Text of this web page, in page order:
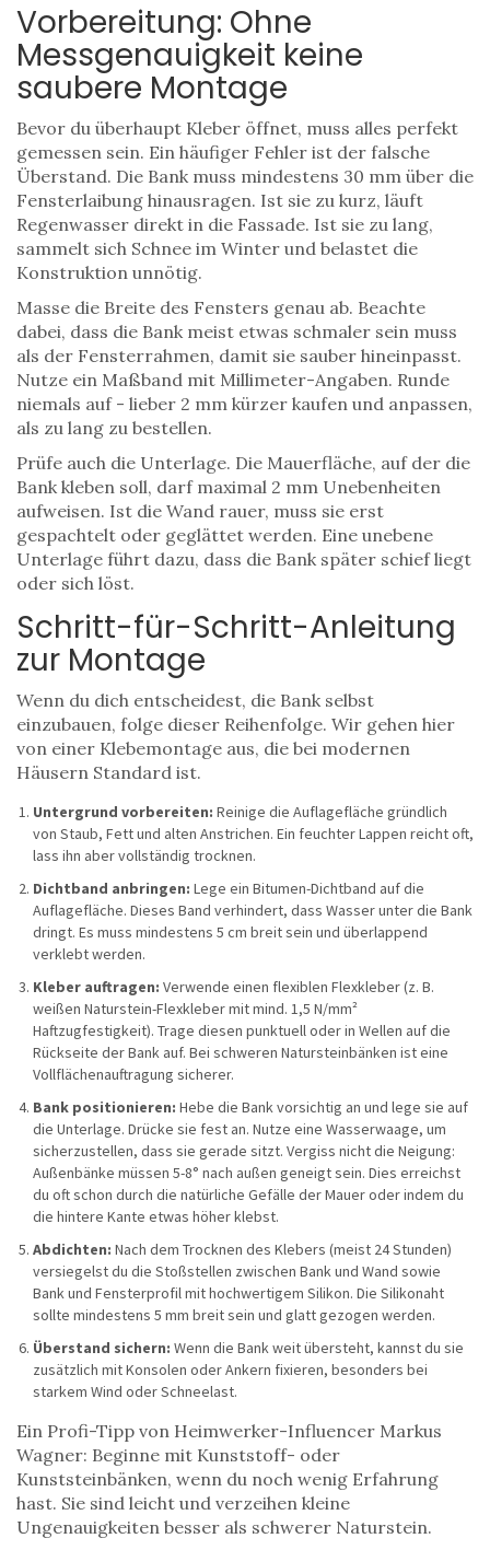
Vorbereitung: Ohne
Messgenauigkeit keine
saubere Montage
Bevor du überhaupt Kleber öffnet, muss alles perfekt
gemessen sein. Ein häufiger Fehler ist der falsche
Überstand. Die Bank muss mindestens 30 mm über die
Fensterlaibung hinausragen. Ist sie zu kurz, läuft
Regenwasser direkt in die Fassade. Ist sie zu lang,
sammelt sich Schnee im Winter und belastet die
Konstruktion unnötig.
Masse die Breite des Fensters genau ab. Beachte
dabei, dass die Bank meist etwas schmaler sein muss
als der Fensterrahmen, damit sie sauber hineinpasst.
Nutze ein Maßband mit Millimeter-Angaben. Runde
niemals auf - lieber 2 mm kürzer kaufen und anpassen,
als zu lang zu bestellen.
Prüfe auch die Unterlage. Die Mauerfläche, auf der die
Bank kleben soll, darf maximal 2 mm Unebenheiten
aufweisen. Ist die Wand rauer, muss sie erst
gespachtelt oder geglättet werden. Eine unebene
Unterlage führt dazu, dass die Bank später schief liegt
oder sich löst.
Schritt-für-Schritt-Anleitung
zur Montage
Wenn du dich entscheidest, die Bank selbst
einzubauen, folge dieser Reihenfolge. Wir gehen hier
von einer Klebemontage aus, die bei modernen
Häusern Standard ist.
Untergrund vorbereiten: Reinige die Auflagefläche gründlich
von Staub, Fett und alten Anstrichen. Ein feuchter Lappen reicht oft,
lass ihn aber vollständig trocknen.
Dichtband anbringen: Lege ein Bitumen-Dichtband auf die
Auflagefläche. Dieses Band verhindert, dass Wasser unter die Bank
dringt. Es muss mindestens 5 cm breit sein und überlappend
verklebt werden.
Kleber auftragen: Verwende einen flexiblen Flexkleber (z. B.
weißen Naturstein-Flexkleber mit mind. 1,5 N/mm²
Haftzugfestigkeit). Trage diesen punktuell oder in Wellen auf die
Rückseite der Bank auf. Bei schweren Natursteinbänken ist eine
Vollflächenauftragung sicherer.
Bank positionieren: Hebe die Bank vorsichtig an und lege sie auf
die Unterlage. Drücke sie fest an. Nutze eine Wasserwaage, um
sicherzustellen, dass sie gerade sitzt. Vergiss nicht die Neigung:
Außenbänke müssen 5-8° nach außen geneigt sein. Dies erreichst
du oft schon durch die natürliche Gefälle der Mauer oder indem du
die hintere Kante etwas höher klebst.
Abdichten: Nach dem Trocknen des Klebers (meist 24 Stunden)
versiegelst du die Stoßstellen zwischen Bank und Wand sowie
Bank und Fensterprofil mit hochwertigem Silikon. Die Silikonaht
sollte mindestens 5 mm breit sein und glatt gezogen werden.
Überstand sichern: Wenn die Bank weit übersteht, kannst du sie
zusätzlich mit Konsolen oder Ankern fixieren, besonders bei
starkem Wind oder Schneelast.
Ein Profi-Tipp von Heimwerker-Influencer Markus
Wagner: Beginne mit Kunststoff- oder
Kunststeinbänken, wenn du noch wenig Erfahrung
hast. Sie sind leicht und verzeihen kleine
Ungenauigkeiten besser als schwerer Naturstein.